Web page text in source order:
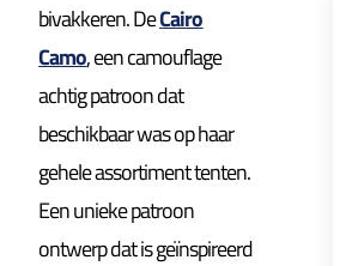
bivakkeren. DeCairo
Camo, een camouflage
achtig patroon dat
beschikbaar was op haar
gehele assortiment tenten.
Een unieke patroon
ontwerp dat is geïnspireerd